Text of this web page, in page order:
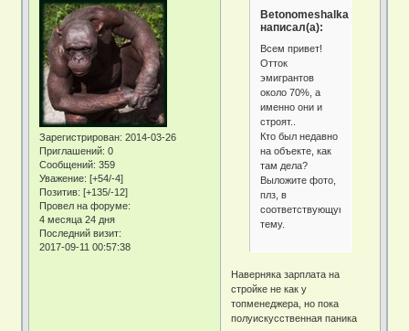
Зарегистрирован: 2014-03-26
Приглашений: 0
Сообщений: 359
Уважение: [+54/-4]
Позитив: [+135/-12]
Провел на форуме:
4 месяца 24 дня
Последний визит:
2017-09-11 00:57:38
Betonomeshalka
написал(а):
Всем привет!
Отток
эмигрантов
около 70%, а
именно они и
строят..
Кто был недавно
на объекте, как
там дела?
Выложите фото,
плз, в
соответствующую
тему.
Наверняка зарплата на
стройке не как у
топменеджера, но пока
полуискусственная паника